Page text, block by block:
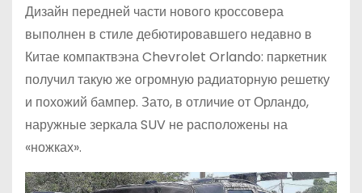
Дизайн передней части нового кроссовера
выполнен в стиле дебютировавшего недавно в
Китае компактвэна Chevrolet Orlando: паркетник
получил такую же огромную радиаторную решетку
и похожий бампер. Зато, в отличие от Орландо,
наружные зеркала SUV не расположены на
«ножках».